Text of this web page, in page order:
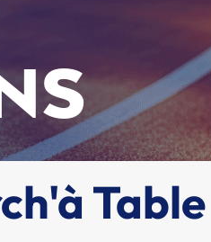
Table